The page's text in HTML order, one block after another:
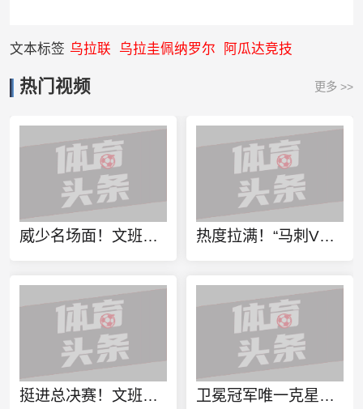
文本标签 乌拉联 乌拉圭佩纳罗尔 阿瓜达竞技
热门视频 更多 >>
威少名场面！文班：SGA你拿常规赛MVP？那西决MVP我可拿走了 热度拉满！“马刺VS雷霆”词条登上微博热搜榜第一
挺进总决赛！文班亚马：我们还需要四场胜利 我们还没结束！ 卫冕冠军唯一克星！马刺本赛季对雷霆8胜4负 其他球队14胜71负